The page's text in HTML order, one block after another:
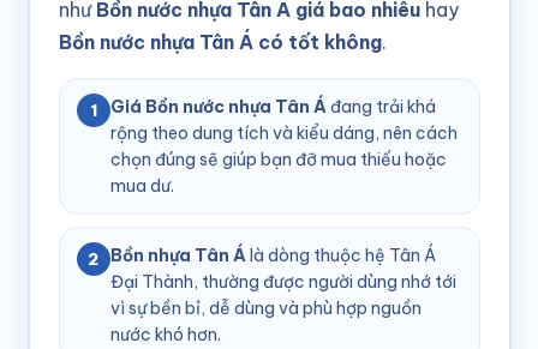
như Bồn nước nhựa Tân Á giá bao nhiêuhay
Bồn nước nhựa Tân Á có tốt không.
1 Giá Bồn nước nhựa Tân Áđang trải khá
rộng theo dung tích và kiểu dáng, nên cách
chọn đúng sẽ giúp bạn đỡ mua thiếu hoặc
mua dư.
2 Bồn nhựa Tân Álà dòng thuộc hệ Tân Á
Đại Thành, thường được người dùng nhớ tới
vì sự bền bỉ, dễ dùng và phù hợp nguồn
nước khó hơn.